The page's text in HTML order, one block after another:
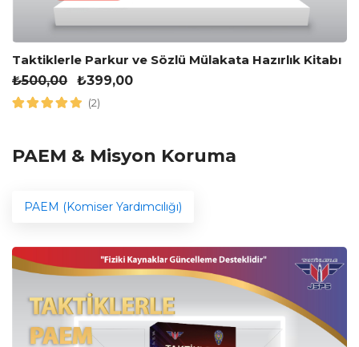
Taktiklerle Parkur ve Sözlü Mülakata Hazırlık Kitabı
₺500,00 ₺399,00
(2)
PAEM & Misyon Koruma
PAEM (Komiser Yardımcılığı)